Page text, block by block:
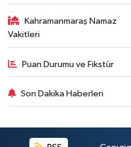
Kahramanmaraş Namaz
Vakitleri
Puan Durumu ve Fikstür
Son Dakika Haberleri